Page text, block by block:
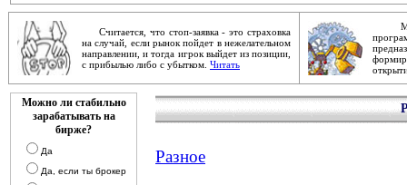
Считается, что стоп-заявка - это страховка
на случай, если рынок пойдет в нежелательном
направлении, и тогда игрок выйдет из позиции,
с прибылью либо с убытком. Читать
Можно ли стабильно
зарабатывать на
бирже?
Да
Да, если ты брокер
Разное